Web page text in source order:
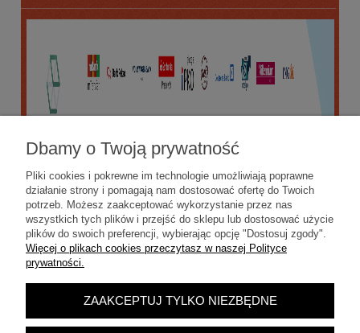
POKAŻ PEŁNĄ WERSJĘ STRONY
Sklep internetowy Shoper.pl
Dbamy o Twoją prywatność
Pliki cookies i pokrewne im technologie umożliwiają poprawne
działanie strony i pomagają nam dostosować ofertę do Twoich
potrzeb. Możesz zaakceptować wykorzystanie przez nas
wszystkich tych plików i przejść do sklepu lub dostosować użycie
plików do swoich preferencji, wybierając opcję "Dostosuj zgody".
Więcej o plikach cookies przeczytasz w naszej Polityce
prywatności.
ZAAKCEPTUJ TYLKO NIEZBĘDNE